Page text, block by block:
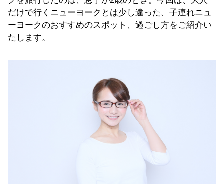
だけで行くニューヨークとは少し違った、子連れニュ
ーヨークのおすすめのスポット、過ごし方をご紹介い
たします。